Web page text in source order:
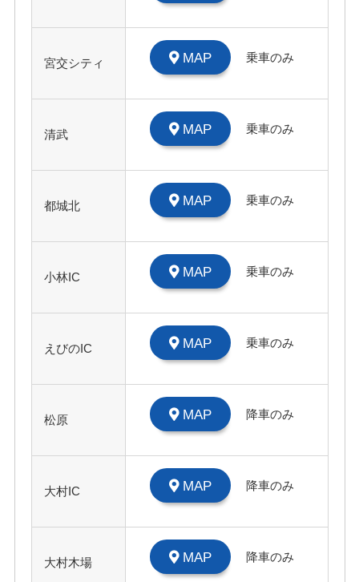
宮交シティ MAP 乗車のみ
清武 MAP 乗車のみ
都城北 MAP 乗車のみ
小林IC MAP 乗車のみ
えびのIC MAP 乗車のみ
松原 MAP 降車のみ
大村IC MAP 降車のみ
大村木場 MAP 降車のみ